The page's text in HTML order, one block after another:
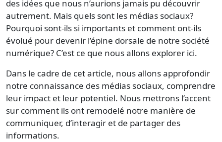
des idées que nous n’aurions jamais pu découvrir
autrement. Mais quels sont les médias sociaux?
Pourquoi sont-ils si importants et comment ont-ils
évolué pour devenir l’épine dorsale de notre société
numérique? C’est ce que nous allons explorer ici.
Dans le cadre de cet article, nous allons approfondir
notre connaissance des médias sociaux, comprendre
leur impact et leur potentiel. Nous mettrons l’accent
sur comment ils ont remodelé notre manière de
communiquer, d’interagir et de partager des
informations.